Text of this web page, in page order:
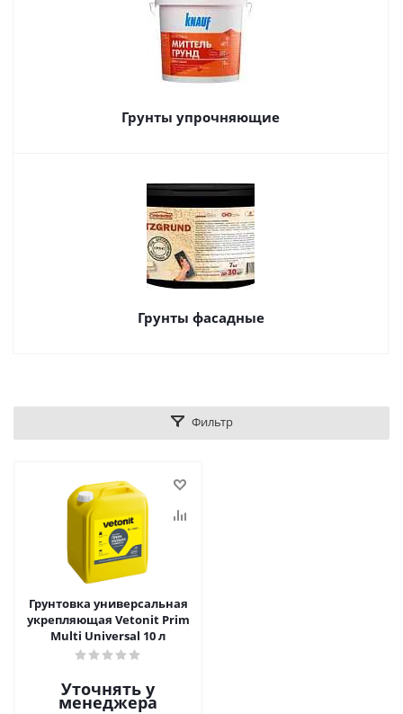
Грунты упрочняющие
Грунты фасадные
Фильтр
Грунтовка универсальная
укрепляющая Vetonit Prim
Multi Universal 10 л
Уточнять у
менеджера